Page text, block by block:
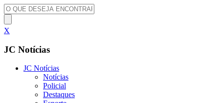
X
JC Notícias
JC Notícias
Notícias
Policial
Destaques